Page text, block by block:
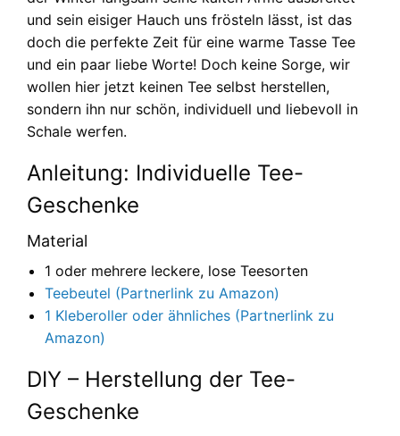
und sein eisiger Hauch uns frösteln lässt, ist das
doch die perfekte Zeit für eine warme Tasse Tee
und ein paar liebe Worte! Doch keine Sorge, wir
wollen hier jetzt keinen Tee selbst herstellen,
sondern ihn nur schön, individuell und liebevoll in
Schale werfen.
Anleitung: Individuelle Tee-
Geschenke
Material
1 oder mehrere leckere, lose Teesorten
Teebeutel (Partnerlink zu Amazon)
1 Kleberoller oder ähnliches (Partnerlink zu
Amazon)
DIY – Herstellung der Tee-
Geschenke